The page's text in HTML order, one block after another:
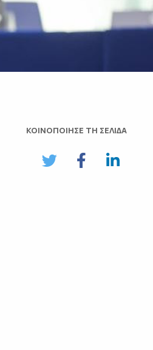
ΚΟΙΝΟΠΟΙΗΣΕ ΤΗ ΣΕΛΙΔΑ